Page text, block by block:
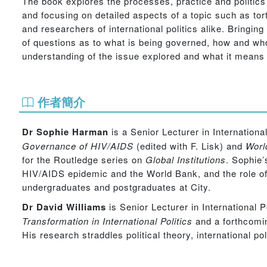
and focusing on detailed aspects of a topic such as
and researchers of international politics alike.
of questions as to what is being governed, how and
understanding of the issue explored and what it
作者簡介
Dr Sophie Harman is a Senior Lecturer in
Governance of HIV/AIDS (edited with F. Lisk) and
for the Routledge series on Global Institutions.
HIV/AIDS epidemic and the World Bank, and the role
undergraduates and postgraduates at City.
Dr David Williams is Senior Lecturer in International
Transformation in International Politics and a
His research straddles political theory, international